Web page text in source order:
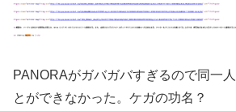
PANORAがガバガバすぎるので同一
とができなかった。ケガの功名？